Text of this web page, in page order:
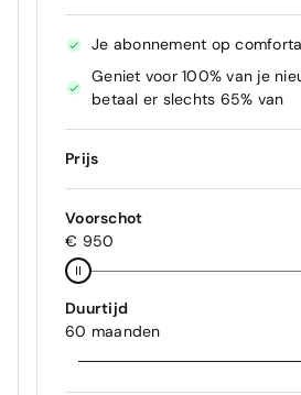
Je abonnement op
Geniet voor 100% van je
betaal er slechts 65% van
Prijs
Voorschot
€ 950
Duurtijd
60 maanden